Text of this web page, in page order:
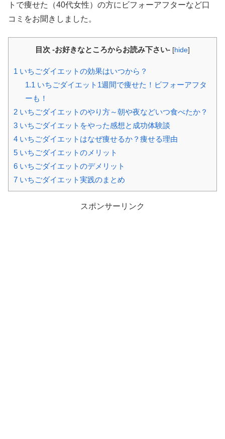
トで痩せた（40代女性）の方にビフォーアフターなど口
コミをお聞きしました。
目次 -お好きなところからお読み下さい- [hide]
1 いちごダイエットの効果はいつから？
1.1 いちごダイエット1週間で痩せた！ビフォーアフタ
ーも！
2 いちごダイエットのやり方～朝や夜などいつ食べたか？
3 いちごダイエットをやった感想と成功体験談
4 いちごダイエットはなぜ痩せるか？痩せる理由
5 いちごダイエットのメリット
6 いちごダイエットのデメリット
7 いちごダイエット実践のまとめ
スポンサーリンク